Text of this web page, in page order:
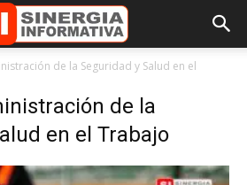
de la Seguridad y Salud en el
de la
en el Trabajo